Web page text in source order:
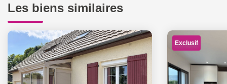
Les biens similaires
Exclusif